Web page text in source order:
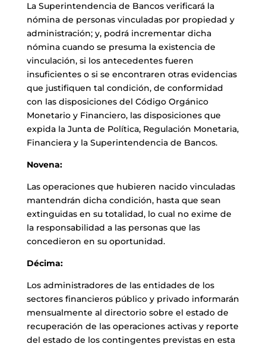
La Superintendencia de Bancos verificará la
nómina de personas vinculadas por propiedad y
administración; y, podrá incrementar dicha
nómina cuando se presuma la existencia de
vinculación, si los antecedentes fueren
insuficientes o si se encontraren otras evidencias
que justifiquen tal condición, de conformidad
con las disposiciones del Código Orgánico
Monetario y Financiero, las disposiciones que
expida la Junta de Política, Regulación Monetaria,
Financiera y la Superintendencia de Bancos.
Novena:
Las operaciones que hubieren nacido vinculadas
mantendrán dicha condición, hasta que sean
extinguidas en su totalidad, lo cual no exime de
la responsabilidad a las personas que las
concedieron en su oportunidad.
Décima:
Los administradores de las entidades de los
sectores financieros público y privado informarán
mensualmente al directorio sobre el estado de
recuperación de las operaciones activas y reporte
del estado de los contingentes previstas en esta